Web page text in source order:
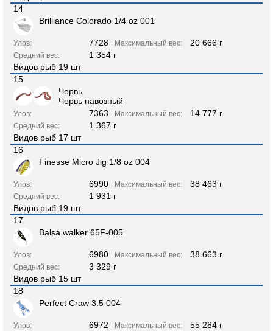
14
Brilliance Colorado 1/4 oz 001
Улов: 7728 Максимальный вес: 20 666 г
Средний вес:
1 354 г
Видов рыб 19 шт
15
Червь
Червь навозный
Улов: 7363 Максимальный вес: 14 777 г
Средний вес:
1 367 г
Видов рыб 17 шт
16
Finesse Micro Jig 1/8 oz 004
Улов: 6990 Максимальный вес: 38 463 г
Средний вес:
1 931 г
Видов рыб 19 шт
17
Balsa walker 65F-005
Улов: 6980 Максимальный вес: 38 663 г
Средний вес:
3 329 г
Видов рыб 15 шт
18
Perfect Craw 3.5 004
Улов: 6972 Максимальный вес: 55 284 г